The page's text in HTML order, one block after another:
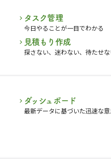
タスク管理
今日やることが一目でわかる
見積もり作成
探さない、迷わない、待たせ
ダッシュボード
最新データに基づいた迅速な